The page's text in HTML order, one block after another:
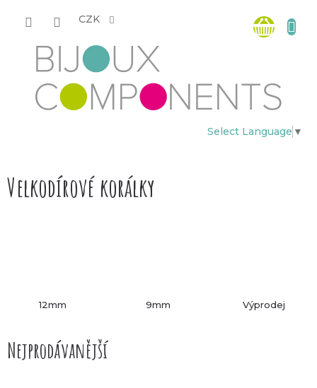
CZK
Select Language ▼
košík
Velkodírové korálky
12mm 9mm Výprodej
Nejprodávanější